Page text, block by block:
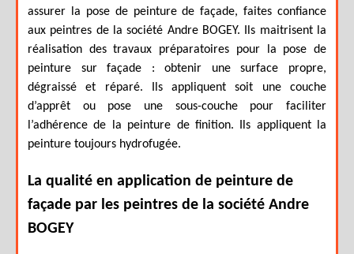
assurer la pose de peinture de façade, faites confiance
aux peintres de la société Andre BOGEY. Ils maitrisent la
réalisation des travaux préparatoires pour la pose de
peinture sur façade : obtenir une surface propre,
dégraissé et réparé. Ils appliquent soit une couche
d’apprêt ou pose une sous-couche pour faciliter
l’adhérence de la peinture de finition. Ils appliquent la
peinture toujours hydrofugée.
La qualité en application de peinture de
façade par les peintres de la société Andre
BOGEY